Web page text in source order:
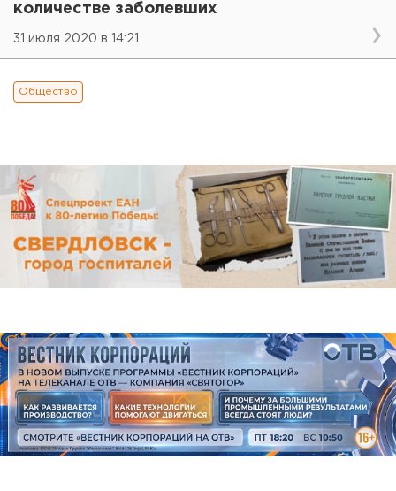
количестве заболевших
31 июля 2020 в 14:21
Общество